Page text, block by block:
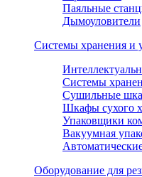
Паяльные
Дымоуловители
Системы хранения и
Системы
Сушильные
Шкафы сухого
Упаковщики
Вакуумная
Оборудование для